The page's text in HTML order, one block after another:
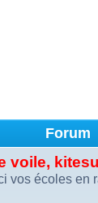
Forum
voile,
vos écoles en